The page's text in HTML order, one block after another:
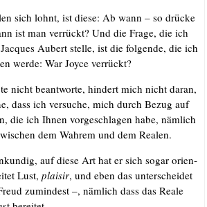
sich lohnt, ist die­se: Ab wann – so drü­cke
ist man ver­rückt? Und die Fra­ge, die ich
Aubert stel­le, ist die fol­gen­de, die ich
wer­de: War Joy­ce verrückt?
nicht beant­wor­te, hin­dert mich nicht dar­an,
dass ich ver­su­che, mich durch Bezug auf
die ich Ihnen vor­ge­schla­gen habe, näm­lich
dem Wah­rem und dem Realen.
auf die­se Art hat er sich sogar ori­en­
Lust, plai­sir, und eben das unter­schei­det
zumin­dest –, näm­lich dass das Rea­le